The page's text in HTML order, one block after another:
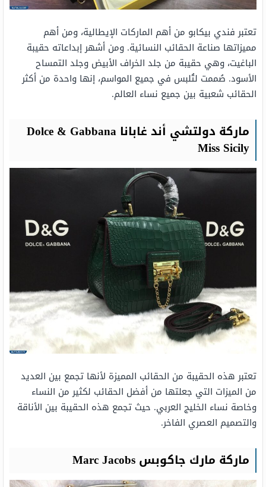
تعتبر فندي بيكابو من أهم الماركات الإيطالية، ومن أهم
مميزاتها صناعة الحقائب النسائية. ومن أشهر إبداعاته حقيبة
الباغيت، وهي حقيبة من جلد الخراف الأبيض وجلد التمساح
الأسود. صُممت لتُلبس في جميع المواسم، إنها واحدة من أكثر
الحقائب شعبية بين جميع نساء العالم.
ماركة دولتشي أند غابانا Dolce & Gabbana
Miss Sicily
تعتبر هذه الحقيبة من الحقائب المميزة لأنها تجمع بين العديد
من الميزات التي جعلتها من أفضل الحقائب لكثير من النساء
وخاصة نساء الخليج العربي. حيث تجمع هذه الحقيبة بين الأناقة
والتصميم العصري الفاخر.
ماركة مارك جاكوبس Marc Jacobs